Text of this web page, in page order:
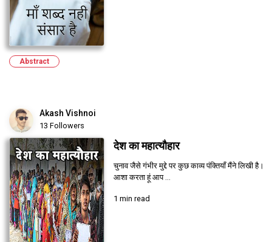
Abstract
Akash Vishnoi
13 Followers
देश का महात्यौहार
चुनाव जैसे गंभीर मुद्दे पर कुछ काव्य पंक्तियाँ मैंने लिखी है।
आशा करता हूं आप ...
1 min read